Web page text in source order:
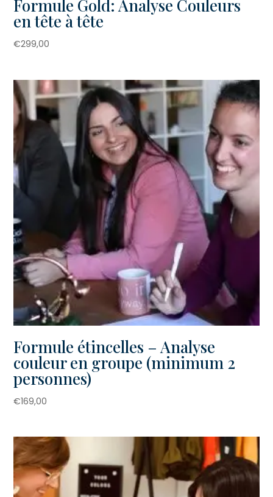
Formule Gold: Analyse Couleurs
en tête à tête
€299,00
Formule étincelles – Analyse
couleur en groupe (minimum 2
personnes)
€169,00